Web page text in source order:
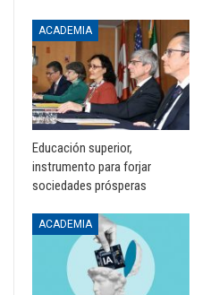
ACADEMIA
Educación superior,
instrumento para forjar
sociedades prósperas
ACADEMIA